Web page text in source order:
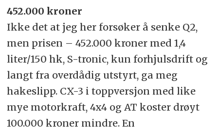
452.000 kroner
Ikke det at jeg her forsøker å senke Q2,
men prisen – 452.000 kroner med 1,4
liter/150 hk, S-tronic, kun forhjulsdrift og
langt fra overdådig utstyrt, ga meg
hakeslipp. CX-3 i toppversjon med like
mye motorkraft, 4x4 og AT koster drøyt
100.000 kroner mindre. En